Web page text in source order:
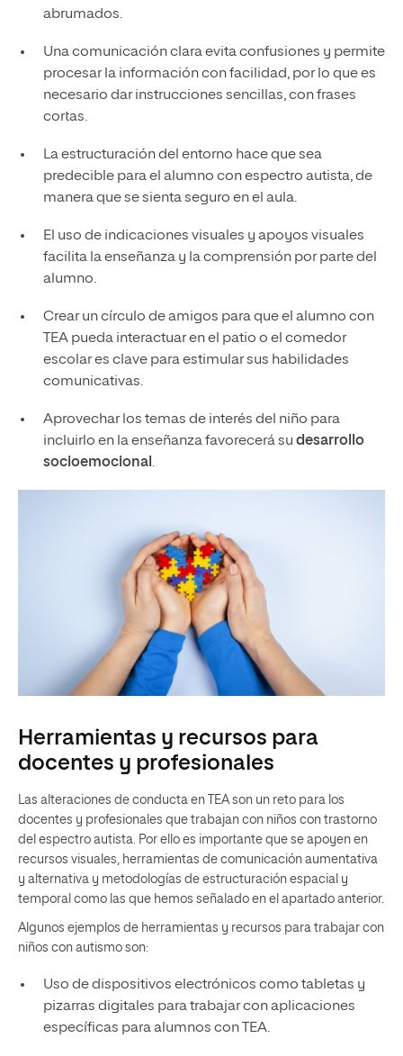
abrumados.
Una comunicación clara evita confusiones y permite
procesar la información con facilidad, por lo que es
necesario dar instrucciones sencillas, con frases
cortas.
La estructuración del entorno hace que sea
predecible para el alumno con espectro autista, de
manera que se sienta seguro en el aula.
El uso de indicaciones visuales y apoyos visuales
facilita la enseñanza y la comprensión por parte del
alumno.
Crear un círculo de amigos para que el alumno con
TEA pueda interactuar en el patio o el comedor
escolar es clave para estimular sus habilidades
comunicativas.
Aprovechar los temas de interés del niño para
incluirlo en la enseñanza favorecerá su desarrollo
socioemocional .
Herramientas y recursos para
docentes y profesionales
Las alteraciones de conducta en TEA son un reto para los
docentes y profesionales que trabajan con niños con trastorno
del espectro autista. Por ello es importante que se apoyen en
recursos visuales, herramientas de comunicación aumentativa
y alternativa y metodologías de estructuración espacial y
temporal como las que hemos señalado en el apartado anterior.
Algunos ejemplos de herramientas y recursos para trabajar con
niños con autismo son:
Uso de dispositivos electrónicos como tabletas y
pizarras digitales para trabajar con aplicaciones
específicas para alumnos con TEA.